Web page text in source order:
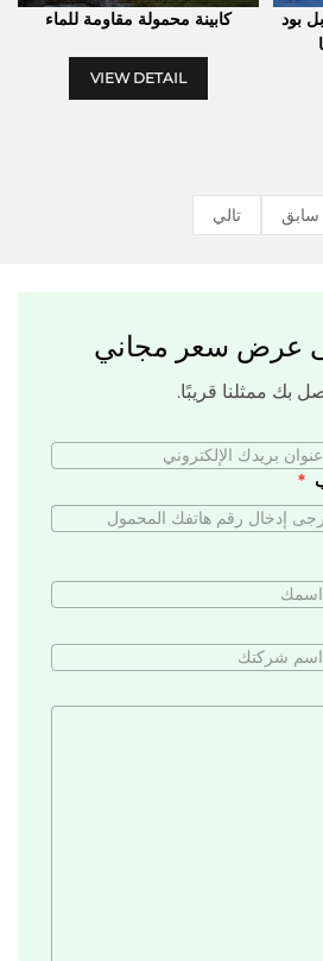
بود
كابينة محمولة مقاومة للماء
VIEW DETAIL
سابق تالي
عرض سعر مجاني
بك ممثلنا قريبًا.